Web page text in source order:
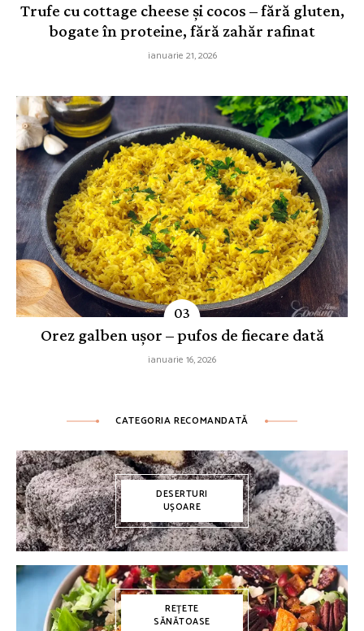
Trufe cu cottage cheese și cocos – fără gluten,
bogate în proteine, fără zahăr rafinat
ianuarie 21, 2026
Orez galben ușor – pufos de fiecare dată
ianuarie 16, 2026
CATEGORIA RECOMANDATĂ
DESERTURI
UȘOARE
REȚETE
SĂNĂTOASE